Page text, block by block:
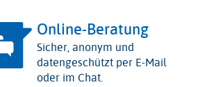
Online-Beratung
Sicher, anonym und
datengeschützt per E-Mail
oder im Chat.